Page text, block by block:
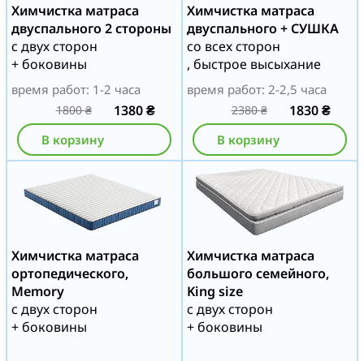
Химчистка матраса
двуспального 2 стороны
с двух сторон
+ боковины
время работ: 1-2 часа
1800₴ 1380₴
В корзину
Химчистка матраса
двуспального + СУШКА
со всех сторон
, быстрое высыхание
время работ: 2-2,5 часа
2380₴ 1830₴
В корзину
Химчистка матраса
ортопедического,
Memory
с двух сторон
+ боковины
Химчистка матраса
большого семейного,
King size
с двух сторон
+ боковины